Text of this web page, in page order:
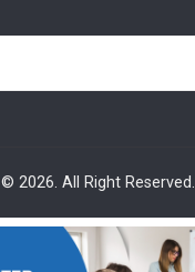
© 2026. All Right Reserved.